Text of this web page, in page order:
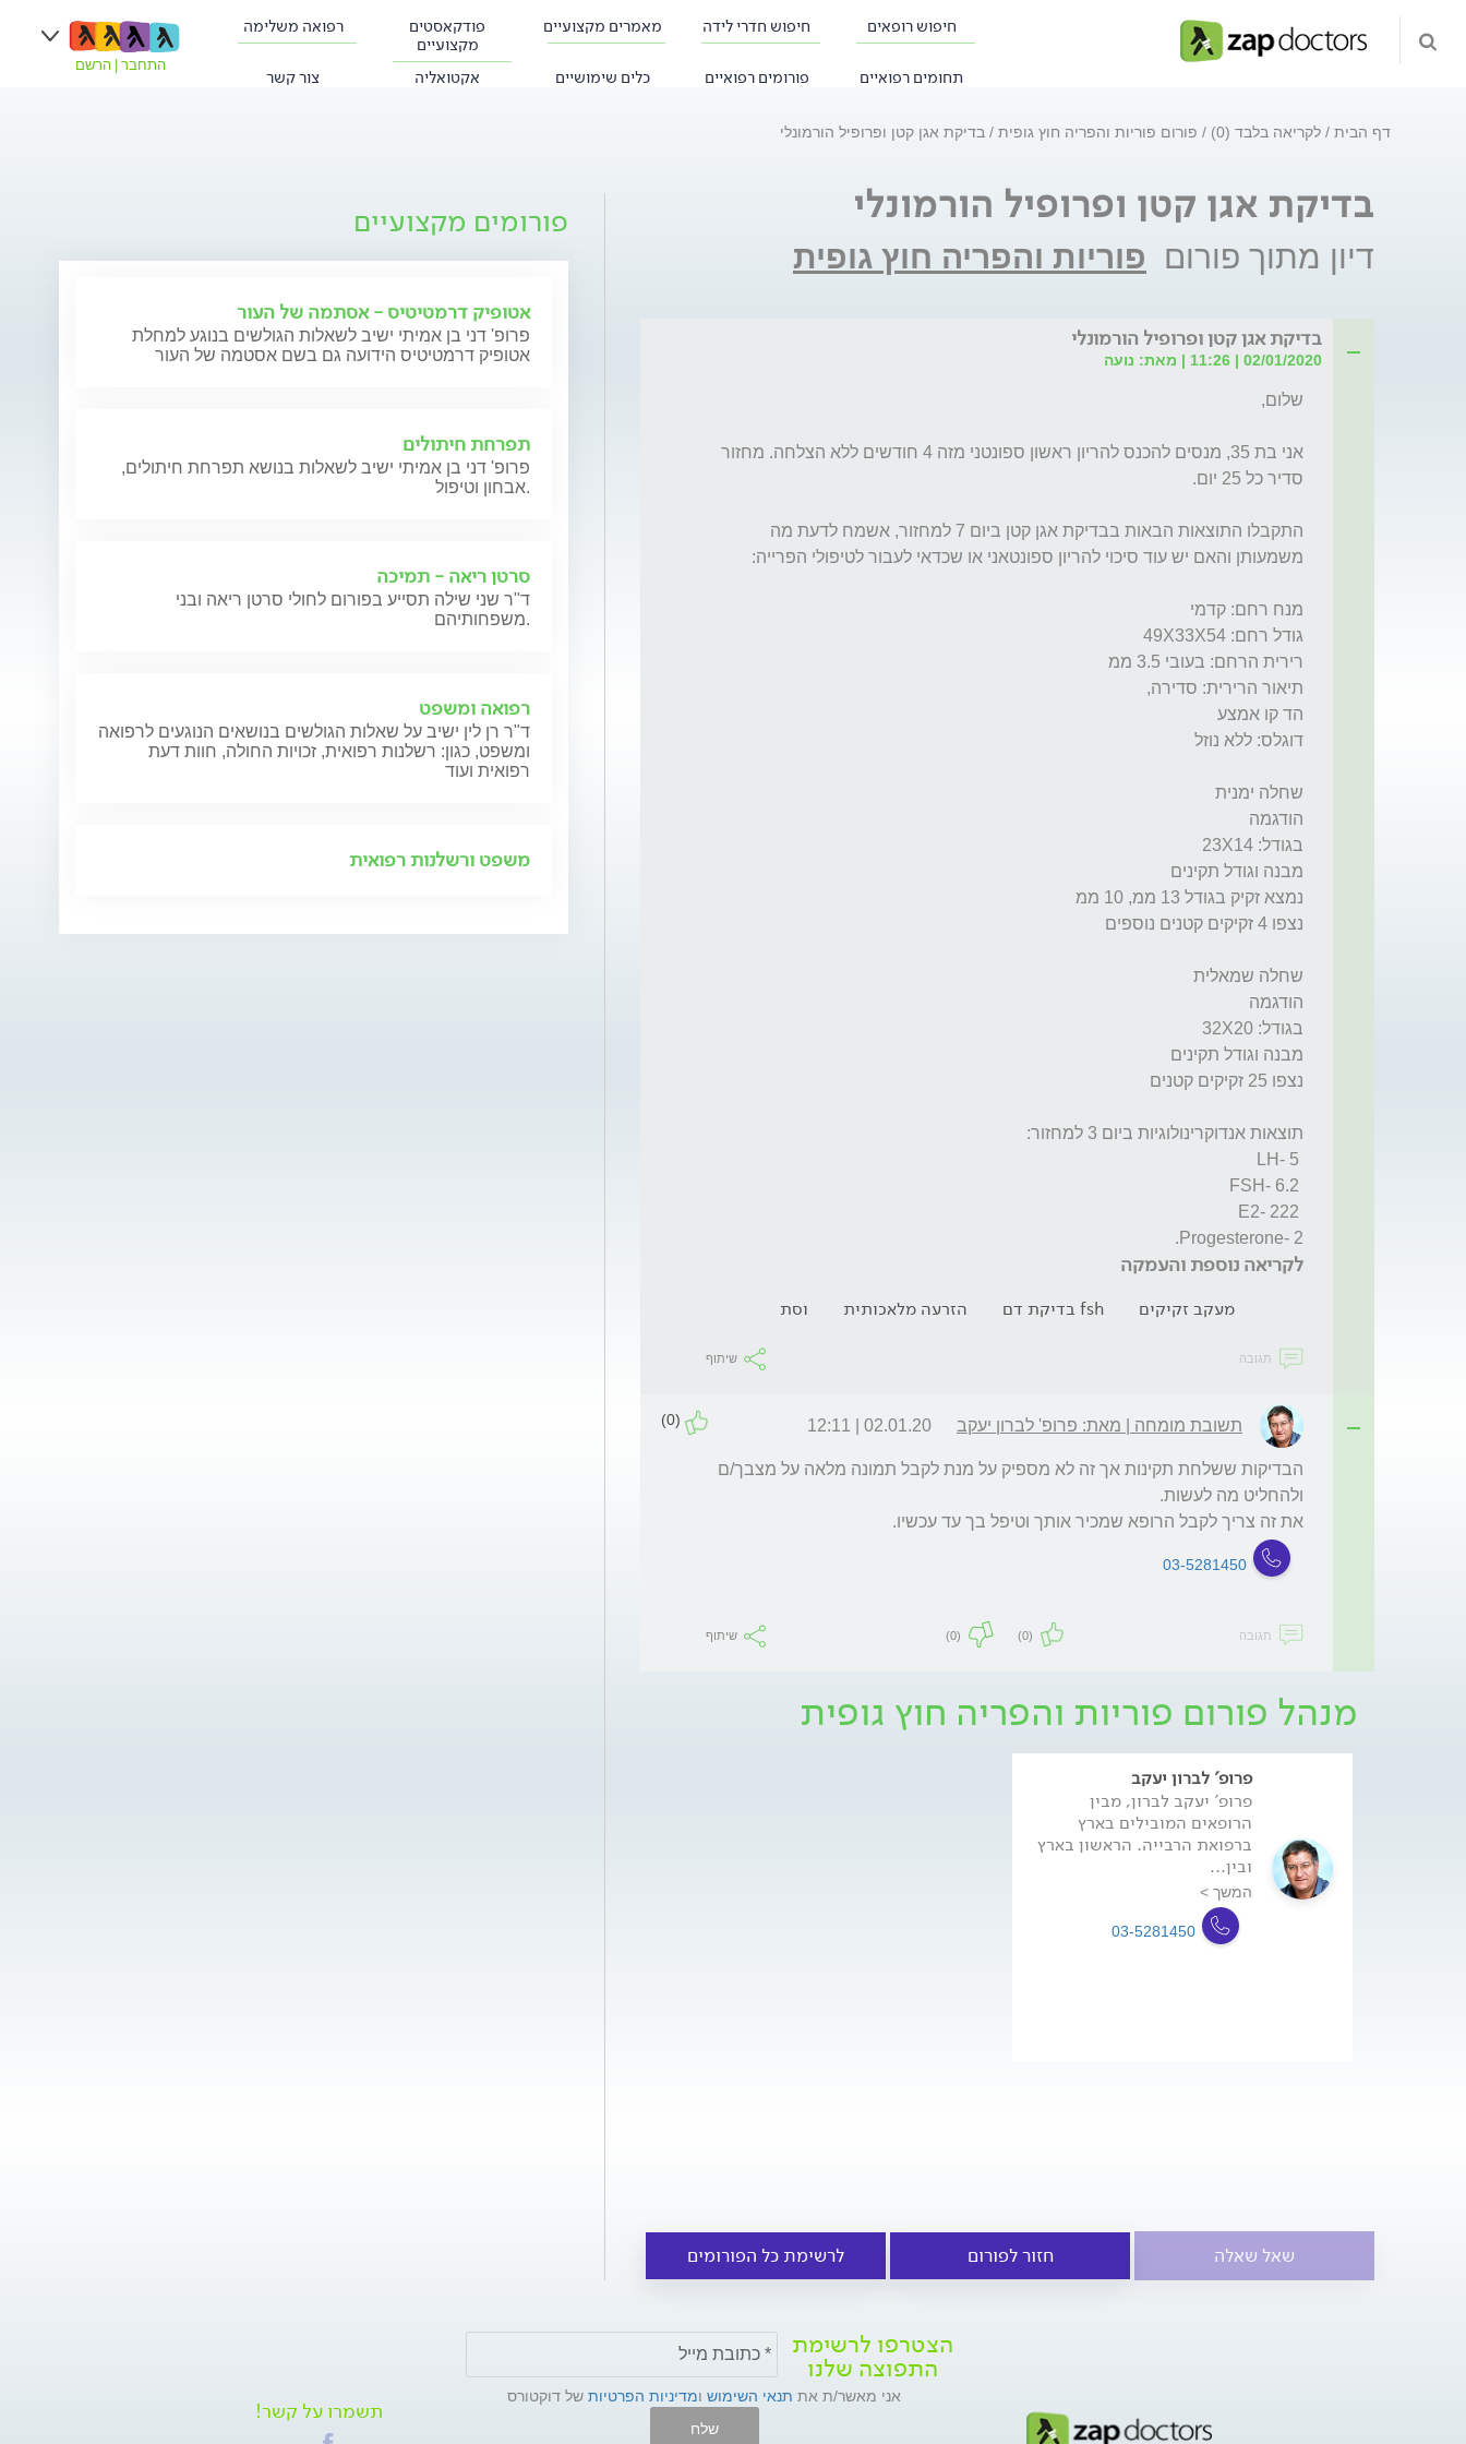
חיפוש רופאים חיפוש חדרי לידה מאמרים מקצועיים
פודקאסטים
מקצועיים
רפואה משלימה
תחומים רפואיים פורומים רפואיים כלים שימושיים אקטואליה צור קשר
התחבר הרשם
דף הבית לקריאה בלבד (0) פורום פוריות והפריה חוץ גופית בדיקת אגן קטן ופרופיל הורמונלי
בדיקת אגן קטן ופרופיל הורמונלי
דיון מתוך פורום פוריות והפריה חוץ גופית
בדיקת אגן קטן ופרופיל הורמונלי
02/01/2020 | 11:26 | מאת: נועה
Progesterone- 2.
לקריאה נוספת והעמקה
מעקב זקיקים fsh בדיקת דם הזרעה מלאכותית וסת
תגובה שיתוף
תשובת מומחה | מאת: פרופ' לברון יעקב 02.01.20 | 12:11
(0)
את זה צריך לקבל הרופא שמכיר אותך וטיפל בך עד עכשיו.
03-5281450
תגובה (0)
(0) שיתוף
מנהל פורום פוריות והפריה חוץ גופית
פרופ' לברון יעקב
פרופ' יעקב לברון, מבין
הרופאים המובילים בארץ
ברפואת הרבייה. הראשון בארץ
ובין...
המשך >
03-5281450
שאל שאלה חזור לפורום לרשימת כל הפורומים
פורומים מקצועיים
אטופיק דרמטיטיס - אסתמה של העור
פרופ' דני בן אמיתי ישיב לשאלות הגולשים בנוגע למחלת
אטופיק דרמטיטיס הידועה גם בשם אסטמה של העור
תפרחת חיתולים
פרופ' דני בן אמיתי ישיב לשאלות בנושא תפרחת חיתולים,
אבחון וטיפול.
סרטן ריאה - תמיכה
ד"ר שני שילה תסייע בפורום לחולי סרטן ריאה ובני
משפחותיהם.
רפואה ומשפט
ד"ר רן לין ישיב על שאלות הגולשים בנושאים הנוגעים לרפואה
ומשפט, כגון: רשלנות רפואית, זכויות החולה, חוות דעת
רפואית ועוד
משפט ורשלנות רפואית
הצטרפו לרשימת
התפוצה שלנו
אני מאשר/ת את תנאי השימוש ומדיניות הפרטיות של דוקטורס
שלח
תשמרו על קשר!